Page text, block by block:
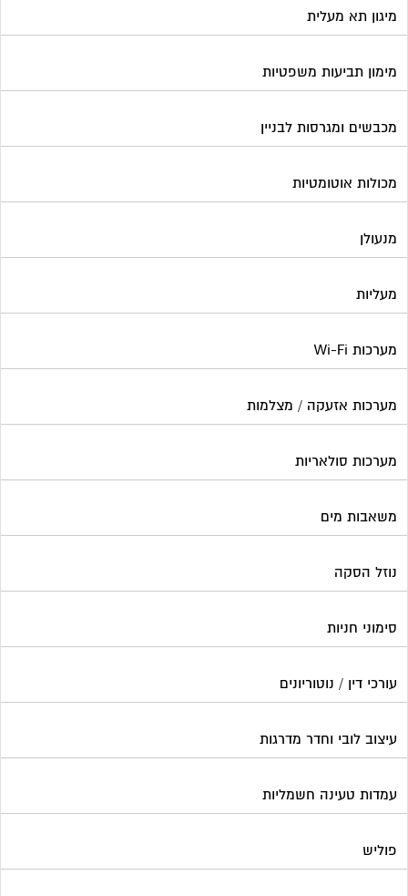
מיגון תא מעלית
מימון תביעות משפטיות
מכבשים ומגרסות לבניין
מכולות אוטומטיות
מנעולן
מעליות
מערכות Wi-Fi
מערכות אזעקה / מצלמות
מערכות סולאריות
משאבות מים
נוזל הסקה
סימוני חניות
עורכי דין / נוטוריונים
עיצוב לובי וחדר מדרגות
עמדות טעינה חשמליות
פוליש